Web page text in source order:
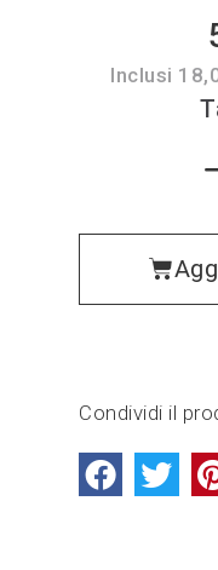
Inclusi
Condividi il